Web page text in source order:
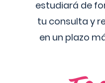
estudiará de
tu consulta y
en un plazo